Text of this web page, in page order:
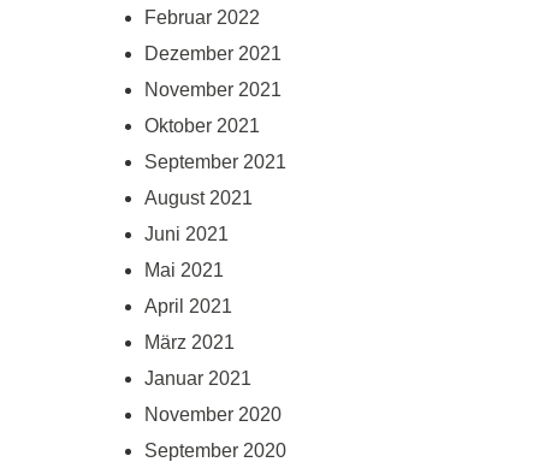
Februar 2022
Dezember 2021
November 2021
Oktober 2021
September 2021
August 2021
Juni 2021
Mai 2021
April 2021
März 2021
Januar 2021
November 2020
September 2020